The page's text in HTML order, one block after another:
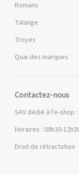
Romans
Talange
Troyes
Quai des marques
Contactez-nous
SAV dédié à l’e-shop :
Horaires : 09h30-
Droit de rétractation